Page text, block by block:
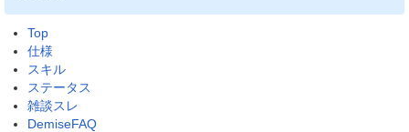
Top
仕様
スキル
ステータス
雑談スレ
DemiseFAQ